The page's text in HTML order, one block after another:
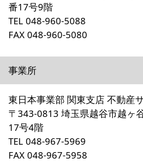
番17号9階
TEL 048-960-5088
FAX 048-960-5080
事業所
東日本事業部 関東支店 不動産
〒343-0813 埼玉県越谷市越ヶ
17号4階
TEL 048-967-5969
FAX 048-967-5958